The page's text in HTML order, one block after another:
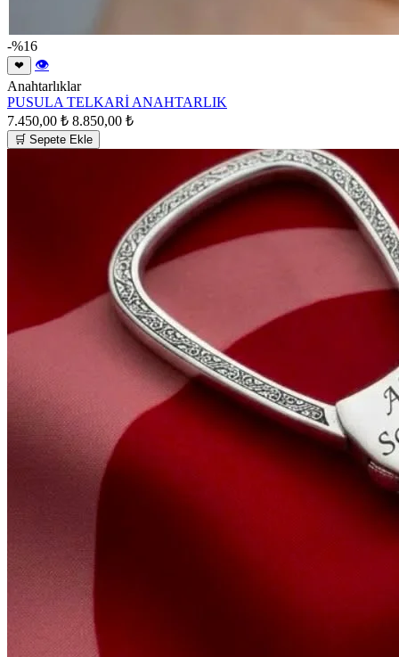
-%16
❤
👁
Anahtarlıklar
PUSULA TELKARİ ANAHTARLIK
7.450,00 ₺ 8.850,00 ₺
🛒 Sepete Ekle